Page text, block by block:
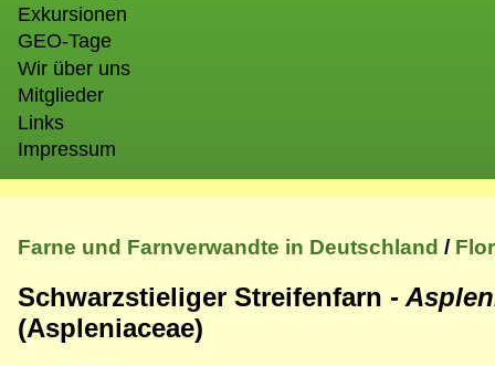
Exkursionen
GEO-Tage
Wir über uns
Mitglieder
Links
Impressum
Farne und Farnverwandte in Deutschland /
Schwarzstieliger Streifenfarn -
(Aspleniaceae)